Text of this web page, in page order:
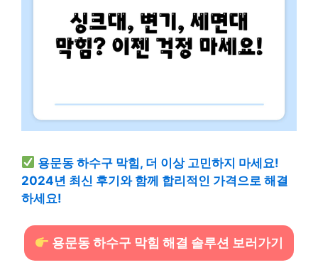
용문동 하수구 막힘, 더 이상 고민하지 마세요!
2024년 최신 후기와 함께 합리적인 가격으로 해결
하세요!
용문동 하수구 막힘 해결 솔루션 보러가기